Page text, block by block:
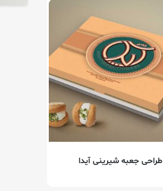
طراحی جعبه شیرینی آیدا